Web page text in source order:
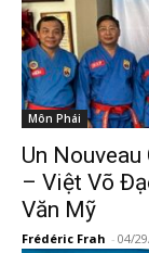
Môn Phái
Un
– Việt Võ
Văn Mỹ
Frédéric Frah - 04/